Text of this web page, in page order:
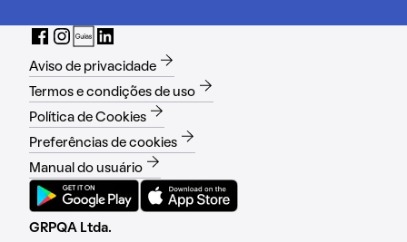
Aviso de privacidade
Termos e condições de uso
Política de Cookies
Preferências de cookies
Manual do usuário
GRPQA Ltda.